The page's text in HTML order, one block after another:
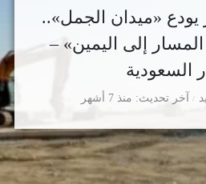
يودع «ميدان الجمل»..
إلى اليمين» –
السعودية
آخر تحديث منذ 7 أشهر